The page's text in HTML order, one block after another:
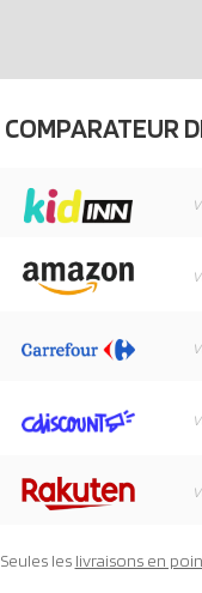
COMPARATEUR
Seules les livraisons en